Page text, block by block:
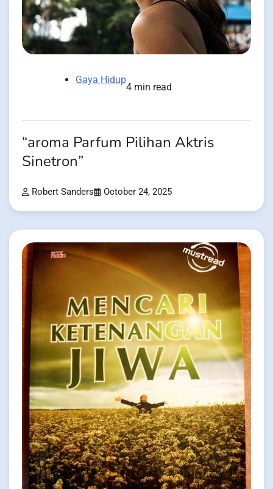
Gaya Hidup
4 min read
“aroma Parfum Pilihan Aktris
Sinetron”
Robert Sanders October 24, 2025